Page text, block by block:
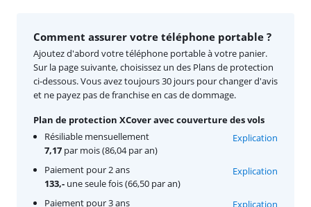
Comment assurer votre téléphone portable ?
Ajoutez d'abord votre téléphone portable à votre panier.
Sur la page suivante, choisissez un des Plans de protection
ci-dessous. Vous avez toujours 30 jours pour changer d'avis
et ne payez pas de franchise en cas de dommage.
Plan de protection XCover avec couverture des vols
Résiliable mensuellement
7,17 par mois (86,04 par an)
Explication
Paiement pour 2 ans
133,- une seule fois (66,50 par an)
Explication
Paiement pour 3 ans